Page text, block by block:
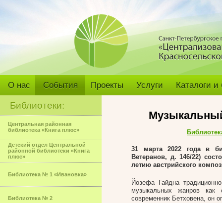
О нас События Проекты Услуги Каталоги
Библиотеки:
Центральная районная
библиотека «Книга плюс»
Детский отдел Центральной
районной библиотеки «Книга
плюс»
Библиотека № 1 «Ивановка»
Библиотека № 2
31 марта 2022 года в
Ветеранов, д. 146/22)
летию австрийского
Йозефа Гайдна
музыкальных жанров
современник Бетховена, он